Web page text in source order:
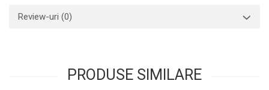
Review-uri (0)
PRODUSE SIMILARE